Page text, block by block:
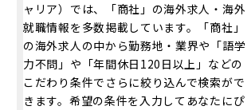
ャリア）では、「商社」の海外求人・海外
就職情報を多数掲載しています。「商社」
の海外求人の中から勤務地・業界や「語学
力不問」や「年間休日120日以上」などの
こだわり条件でさらに絞り込んで検索がで
きます。希望の条件を入力してあなたにぴ